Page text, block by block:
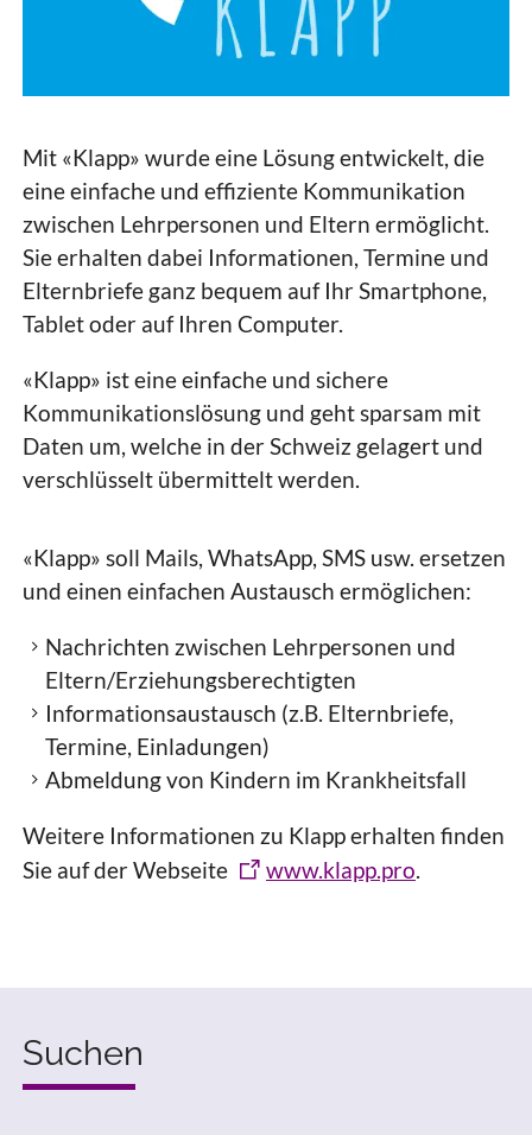
Mit «Klapp» wurde eine Lösung entwickelt, die
eine einfache und effiziente Kommunikation
zwischen Lehrpersonen und Eltern ermöglicht.
Sie erhalten dabei Informationen, Termine und
Elternbriefe ganz bequem auf Ihr Smartphone,
Tablet oder auf Ihren Computer.
«Klapp» ist eine einfache und sichere
Kommunikationslösung und geht sparsam mit
Daten um, welche in der Schweiz gelagert und
verschlüsselt übermittelt werden.
«Klapp» soll Mails, WhatsApp, SMS usw. ersetzen
und einen einfachen Austausch ermöglichen:
Nachrichten zwischen Lehrpersonen und
Eltern/Erziehungsberechtigten
Informationsaustausch (z.B. Elternbriefe,
Termine, Einladungen)
Abmeldung von Kindern im Krankheitsfall
Weitere Informationen zu Klapp erhalten finden
Sie auf der Webseite
www.klapp.pro.
Suchen